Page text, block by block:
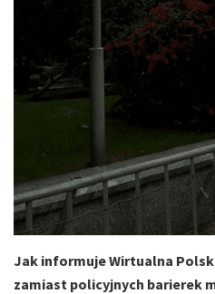
Jak informuje Wirtualna
zamiast policyjnych barierek